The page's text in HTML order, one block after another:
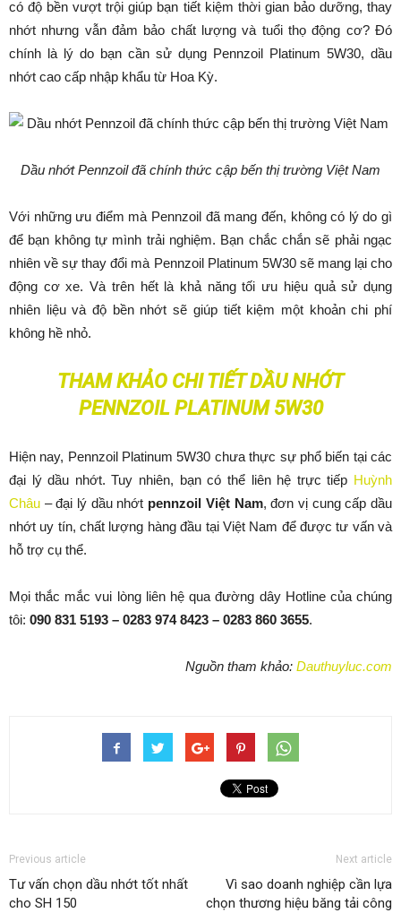
có độ bền vượt trội giúp bạn tiết kiệm thời gian bảo dưỡng, thay
nhớt nhưng vẫn đảm bảo chất lượng và tuổi thọ động cơ? Đó
chính là lý do bạn cần sử dụng Pennzoil Platinum 5W30, dầu
nhớt cao cấp nhập khẩu từ Hoa Kỳ.
Dầu nhớt Pennzoil đã chính thức cập bến thị trường Việt Nam
Với những ưu điểm mà Pennzoil đã mang đến, không có lý do gì
để bạn không tự mình trải nghiệm. Bạn chắc chắn sẽ phải ngạc
nhiên về sự thay đổi mà Pennzoil Platinum 5W30 sẽ mang lại cho
động cơ xe. Và trên hết là khả năng tối ưu hiệu quả sử dụng
nhiên liệu và độ bền nhớt sẽ giúp tiết kiệm một khoản chi phí
không hề nhỏ.
THAM KHẢO CHI TIẾT DẦU NHỚT
PENNZOIL PLATINUM 5W30
Hiện nay, Pennzoil Platinum 5W30 chưa thực sự phổ biến tại các
đại lý dầu nhớt. Tuy nhiên, bạn có thể liên hệ trực tiếp Huỳnh
Châu – đại lý dầu nhớt pennzoil Việt Nam, đơn vị cung cấp dầu
nhớt uy tín, chất lượng hàng đầu tại Việt Nam để được tư vấn và
hỗ trợ cụ thể.
Mọi thắc mắc vui lòng liên hệ qua đường dây Hotline của chúng
tôi: 090 831 5193 – 0283 974 8423 – 0283 860 3655.
Nguồn tham khảo: Dauthuyluc.com
Previous article
Tư vấn chọn dầu nhớt tốt nhất
cho SH 150
Next article
Vì sao doanh nghiệp cần lựa
chọn thương hiệu băng tải công